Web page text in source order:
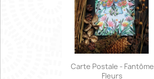
Carte Postale - Fantôme
Fleurs